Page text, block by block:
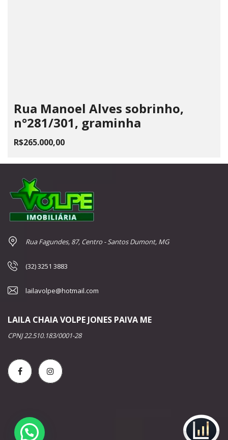
Rua Manoel Alves sobrinho,
n°281/301, graminha
R$265.000,00
Rua Fagundes, 87, Centro - Santos Dumont, MG
(32) 3251 3883
lailavolpe@hotmail.com
LAILA CHAIA VOLPE JONES PAIVA ME
CPNJ 22.510.183/0001-28